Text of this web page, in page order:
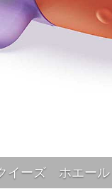
イーズ ホエール